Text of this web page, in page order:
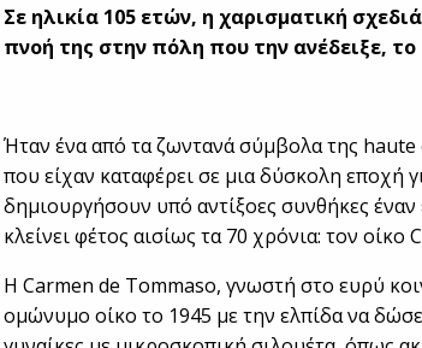
Σε ηλικία 105 ετών, η χαρισματική
πνοή της στην πόλη που την ανέδειξε, το
Ήταν ένα από τα ζωντανά σύμβολα της haute
που είχαν καταφέρει σε μια δύσκολη εποχή
δημιουργήσουν υπό αντίξοες συνθήκες
κλείνει φέτος αισίως τα 70 χρόνια: τον οίκο
Η Carmen de Tommaso, γνωστή στο ευρύ
ομώνυμο οίκο το 1945 με την ελπίδα να